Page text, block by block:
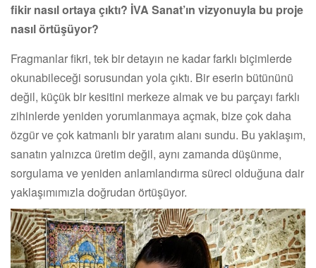
fikir nasıl ortaya çıktı? İVA Sanat’ın vizyonuyla bu proje
nasıl örtüşüyor?
Fragmanlar fikri, tek bir detayın ne kadar farklı biçimlerde
okunabileceği sorusundan yola çıktı. Bir eserin bütününü
değil, küçük bir kesitini merkeze almak ve bu parçayı farklı
zihinlerde yeniden yorumlanmaya açmak, bize çok daha
özgür ve çok katmanlı bir yaratım alanı sundu. Bu yaklaşım,
sanatın yalnızca üretim değil, aynı zamanda düşünme,
sorgulama ve yeniden anlamlandırma süreci olduğuna dair
yaklaşımımızla doğrudan örtüşüyor.